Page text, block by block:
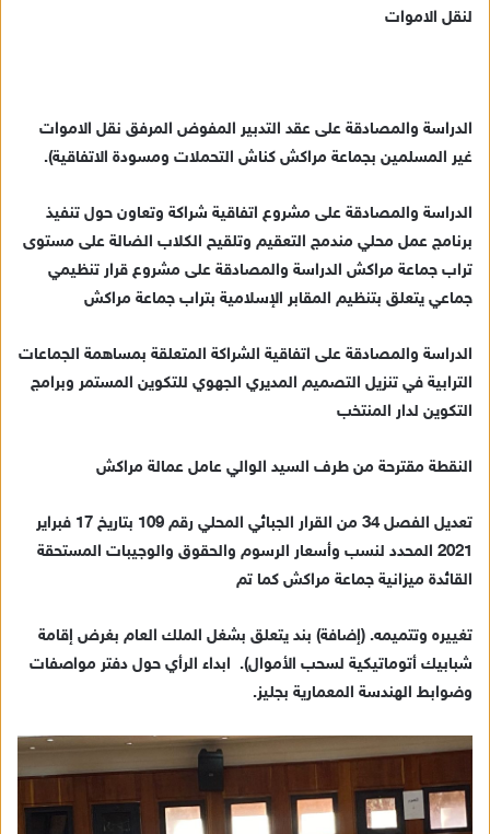
لنقل الاموات
الدراسة والمصادقة على عقد التدبير المفوض المرفق نقل الاموات
غير المسلمين بجماعة مراكش كناش التحملات ومسودة الاتفاقية).
الدراسة والمصادقة على مشروع اتفاقية شراكة وتعاون حول تنفيذ
برنامج عمل محلي مندمج التعقيم وتلقيح الكلاب الضالة على مستوى
تراب جماعة مراكش الدراسة والمصادقة على مشروع قرار تنظيمي
جماعي يتعلق بتنظيم المقابر الإسلامية بتراب جماعة مراكش
الدراسة والمصادقة على اتفاقية الشراكة المتعلقة بمساهمة الجماعات
الترابية في تنزيل التصميم المديري الجهوي للتكوين المستمر وبرامج
التكوين لدار المنتخب
النقطة مقترحة من طرف السيد الوالي عامل عمالة مراكش
تعديل الفصل 34 من القرار الجبائي المحلي رقم 109 بتاريخ 17 فبراير
2021 المحدد لنسب وأسعار الرسوم والحقوق والوجيبات المستحقة
القائدة ميزانية جماعة مراكش كما تم
تغييره وتتميمه. (إضافة) بند يتعلق بشغل الملك العام بغرض إقامة
شبابيك أتوماتيكية لسحب الأموال). ابداء الرأي حول دفتر مواصفات
وضوابط الهندسة المعمارية بجليز.